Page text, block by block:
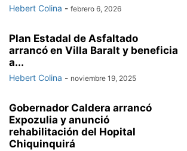
Hebert Colina - febrero 6, 2026
Plan Estadal de Asfaltado
arrancó en Villa Baralt y beneficia
a...
Hebert Colina - noviembre 19, 2025
Gobernador Caldera arrancó
Expozulia y anunció
rehabilitación del Hopital
Chiquinquirá